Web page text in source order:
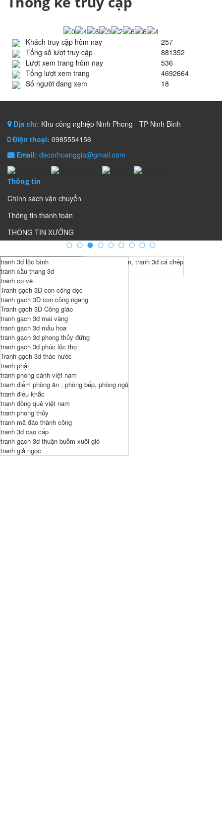
Tranh 3d cửu ngư quần hội , tranh 3d hoa sen, tranh 3d cá chép
tranh treo tường đồng quê
tranh gạch 3d cá chép
tranh gạch 3d phòng khách
tranh gạch 3d phòng thờ
tranh phòng khách
tranh Bác Hồ
Tranh Bản Đồ Thế Giới
Tranh Chữ Thư Pháp
tranh kim tiền , cây mai vàng
Tranh phòng thờ
Tranh tứ quý
Tranh Vạn Lý Trường Thành
họa tiết nổi 3d
tranh hiện đại - tranh dài
tranh treo tường phù điêu bộ 3
tranh 3d lộc bình
tranh cầu thang 3d
tranh cọ vẽ
Tranh gạch 3D con công dọc
tranh gạch 3D con công ngang
Tranh gạch 3D Công giáo
tranh gạch 3d mai vàng
tranh gạch 3d mẫu hoa
tranh gạch 3d phong thủy đứng
tranh gạch 3d phúc lộc thọ
Tranh gạch 3d thác nước
tranh phật
tranh phong cảnh việt nam
tranh điểm phòng ăn , phòng bếp, phòng ngủ
tranh điêu khắc
tranh đồng quê việt nam
tranh phong thủy
tranh mã đáo thành công
tranh 3d cao cấp
tranh gạch 3d thuận buồm xuôi gió
tranh giả ngọc
Khách truy cập hôm nay
257
Tổng số lượt truy cập
881352
Lượt xem trang hôm nay
536
Tổng lượt xem trang
4692664
Số người đang xem
18
Địa chỉ: Khu công nghiệp Ninh Phong - TP Ninh Bình
Điện thoại: 0985554156
Email: decorhoanggia@gmail.com
Thông tin
Chính sách vận chuyển
Thông tin thanh toán
THÔNG TIN XƯỞNG